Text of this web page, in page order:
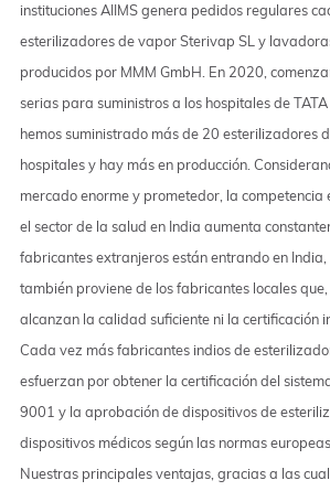
instituciones AIIMS genera pedidos regulares
esterilizadores de vapor Sterivap SL y
producidos por MMM GmbH. En 2020,
serias para suministros a los hospitales de
hemos suministrado más de 20 esterilizadores
hospitales y hay más en producción.
mercado enorme y prometedor, la competencia
el sector de la salud en India aumenta
fabricantes extranjeros están entrando en
también proviene de los fabricantes locales
alcanzan la calidad suficiente ni la certificación
Cada vez más fabricantes indios de
esfuerzan por obtener la certificación del
9001 y la aprobación de dispositivos de
dispositivos médicos según las normas
Nuestras principales ventajas, gracias a las